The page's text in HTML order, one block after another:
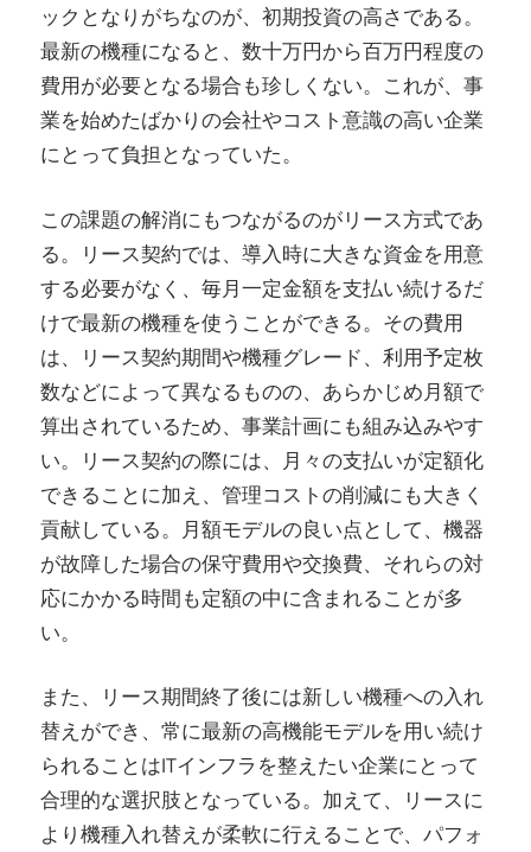
ックとなりがちなのが、初期投資の高さである。
最新の機種になると、数十万円から百万円程度の
費用が必要となる場合も珍しくない。これが、事
業を始めたばかりの会社やコスト意識の高い企業
にとって負担となっていた。
この課題の解消にもつながるのがリース方式であ
る。リース契約では、導入時に大きな資金を用意
する必要がなく、毎月一定金額を支払い続けるだ
けで最新の機種を使うことができる。その費用
は、リース契約期間や機種グレード、利用予定枚
数などによって異なるものの、あらかじめ月額で
算出されているため、事業計画にも組み込みやす
い。リース契約の際には、月々の支払いが定額化
できることに加え、管理コストの削減にも大きく
貢献している。月額モデルの良い点として、機器
が故障した場合の保守費用や交換費、それらの対
応にかかる時間も定額の中に含まれることが多
い。
また、リース期間終了後には新しい機種への入れ
替えができ、常に最新の高機能モデルを用い続け
られることはITインフラを整えたい企業にとって
合理的な選択肢となっている。加えて、リースに
より機種入れ替えが柔軟に行えることで、パフォ